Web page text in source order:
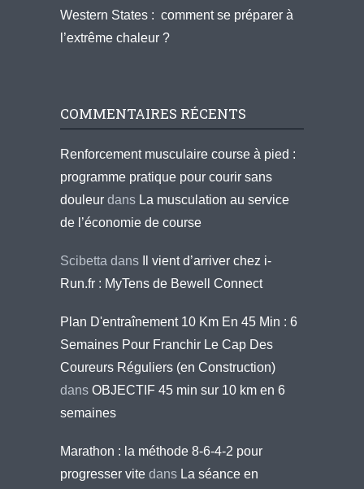
Western States : comment se préparer à
l’extrême chaleur ?
COMMENTAIRES RÉCENTS
Renforcement musculaire course à pied :
programme pratique pour courir sans
douleur dans La musculation au service
de l’économie de course
Scibetta dans
Il vient d’arriver chez i-
Run.fr : MyTens de Bewell Connect
Plan D'entraînement 10 Km En 45 Min : 6
Semaines Pour Franchir Le Cap Des
Coureurs Réguliers (en Construction)
dans OBJECTIF 45 min sur 10 km en 6
semaines
Marathon : la méthode 8-6-4-2 pour
progresser vite dans La séance en